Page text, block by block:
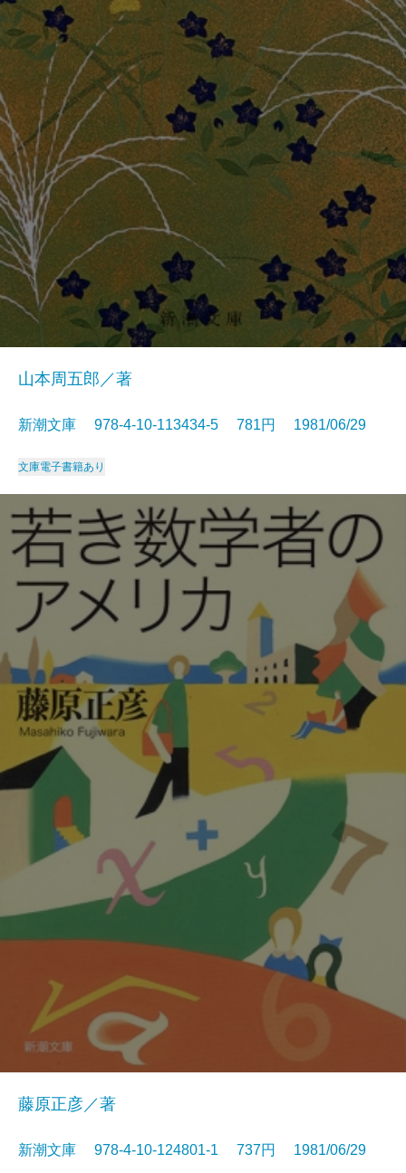
山本周五郎／著
新潮文庫 978-4-10-113434-5 781円 1981/06/29
文庫電子書籍あり
藤原正彦／著
新潮文庫 978-4-10-124801-1 737円 1981/06/29